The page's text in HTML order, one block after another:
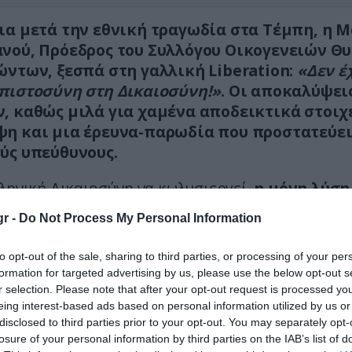
- Do Not Process My Personal Information
opt-out of the sale, sharing to third parties, or processing of your
for targeted advertising by us, please use the below opt-out
selection. Please note that after your opt-out request is processed
interest-based ads based on personal information utilized by us
to third parties prior to your opt-out. You may separately
of your personal information by third parties on the IAB’s list of
μετά την εθνική τραγωδία στα Τέμπη, η
Πρόεδρος του Συλλόγου Οικογενειών
ξεσπά στη γαλλική Liberation: «Δεν
στη Δικαιοσύνη!». Οι
καθώς μιλά για χαμένα αποδεικτικά
και μια έρευνα-παρωδία που
υπεύθυνους.
Δικαιοσύνη να κωλυσιεργεί,η μόνη
είναι το Ευρωπαϊκό Δικαστήριο Ανθρωπίνων
ν.
που παραχώρησε στον δημοσιογράφο-
Fabien Perrierη Πρόεδρος του Συλλόγου
θυμάτων και επιζώντων στο
των Τεμπών, Μαρία Καρυστιανού, έχει
Δύο χρόνια μετά την τραγωδία στα Τέμπη,